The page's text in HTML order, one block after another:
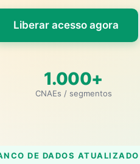
Liberar acesso agora
1.000+
CNAEs / segmentos
DE DADOS ATUALIZADO